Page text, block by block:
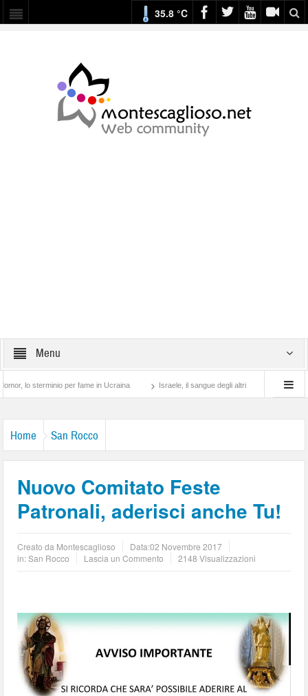
35.8 °C
Menu
sterminio per fame in Ucraina Israele, il sangue degli altri Lotta di classe…
Home San Rocco
Nuovo Comitato Feste
Patronali, aderisci anche Tu!
Creato da Montescaglioso Data:02 Novembre 2017
in:San Rocco Lascia un Commento 2148 Visualizzazioni